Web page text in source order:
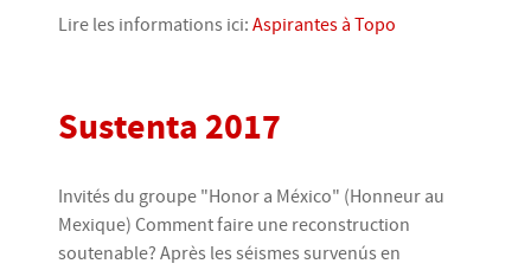
Lire les informations ici: Aspirantes à Topo
Sustenta 2017
Invités du groupe "Honor a México" (Honneur au
Mexique) Comment faire une reconstruction
soutenable? Après les séismes survenús en